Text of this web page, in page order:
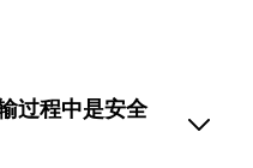
过程中是安全